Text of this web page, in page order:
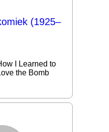
(1925–
I Learned to
the Bomb